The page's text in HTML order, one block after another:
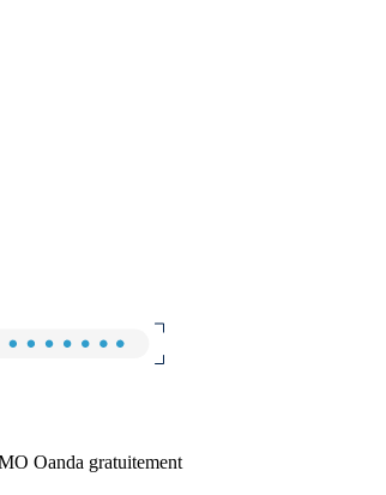
Oanda gratuitement